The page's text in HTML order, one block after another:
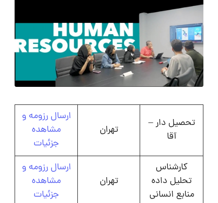
تحصیل دار –
آقا
تهران
ارسال رزومه و
مشاهده
جزئیات
کارشناس
تحلیل داده
منابع انسانی
تهران
ارسال رزومه و
مشاهده
جزئیات